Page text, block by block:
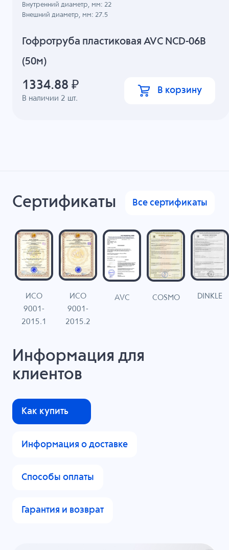
Гофротруба пластиковая AVC NCD-06B
(50м)
В наличии 2 шт.
Внутренний диаметр, мм: 22
Внешний диаметр, мм: 27.5
1334.88 ₽ В корзину
Сертификаты Все сертификаты
ИСО
9001-
2015.1
ИСО
9001-
2015.2
AVC COSMO DINKLE
Информация для
клиентов
Как купить
Информация о доставке
Способы оплаты
Гарантия и возврат